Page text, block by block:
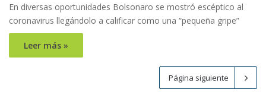
En diversas oportunidades Bolsonaro se mostró escéptico al
coronavirus llegándolo a calificar como una “pequeña gripe”
Leer más »
Página siguiente